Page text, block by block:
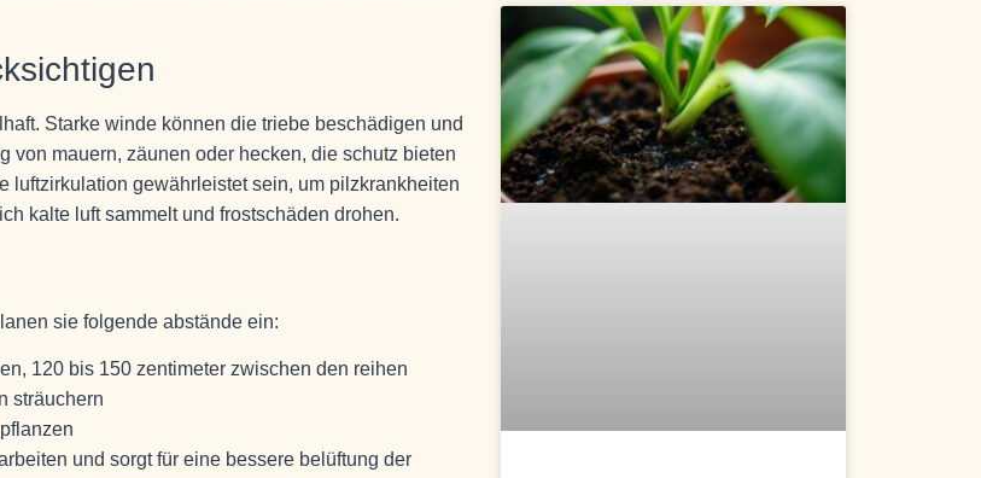
Starke winde können die triebe beschädigen und
von mauern, zäunen oder hecken, die schutz bieten
luftzirkulation gewährleistet sein, um pilzkrankheiten
kalte luft sammelt und frostschäden drohen.
sie folgende abstände ein:
120 bis 150 zentimeter zwischen den reihen
sträuchern
und sorgt für eine bessere belüftung der